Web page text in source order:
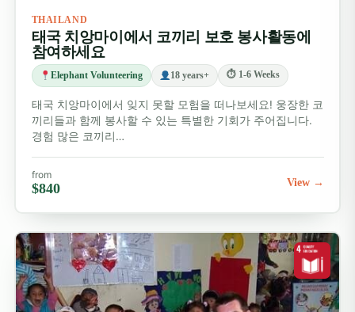
THAILAND
태국 치앙마이에서 코끼리 보호 봉사활동에
참여하세요
Elephant Volunteering 18 years+ ⏱ 1-6 Weeks
태국 치앙마이에서 잊지 못할 모험을 떠나보세요! 웅장한 코
끼리들과 함께 봉사할 수 있는 특별한 기회가 주어집니다.
경험 많은 코끼리…
from
$840 View →